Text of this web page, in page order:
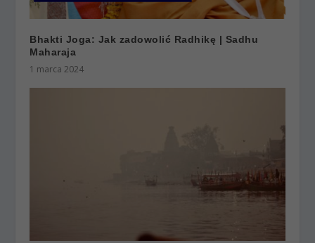
Bhakti Joga: Jak zadowolić Radhikę | Sadhu
Maharaja
1 marca 2024